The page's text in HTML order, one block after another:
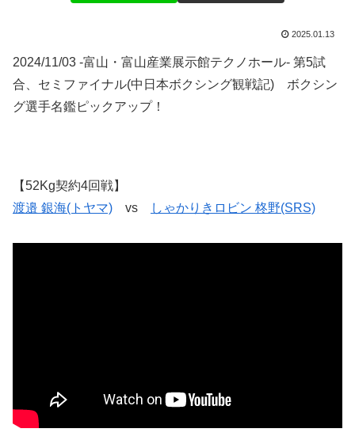
2025.01.13
2024/11/03 -富山・富山産業展示館テクノホール- 第5試
合、セミファイナル(中日本ボクシング観戦記) ボクシン
グ選手名鑑ピックアップ！
【52Kg契約4回戦】
渡邉 銀海(トヤマ) vs しゃかりきロビン 柊野(SRS)